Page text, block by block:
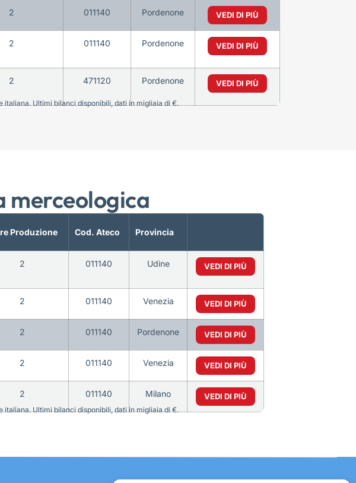
2 011140 Pordenone VEDI DI PIÙ
2 011140 Pordenone VEDI DI PIÙ
2 471120 Pordenone VEDI DI PIÙ
Ultimi bilanci disponibili, dati in migliaia di €.
merceologica
Produzione Cod. Ateco Provincia
2 011140 Udine VEDI DI PIÙ
2 011140 Venezia VEDI DI PIÙ
2 011140 Pordenone VEDI DI PIÙ
2 011140 Venezia VEDI DI PIÙ
2 011140 Milano VEDI DI PIÙ
Ultimi bilanci disponibili, dati in migliaia di €.